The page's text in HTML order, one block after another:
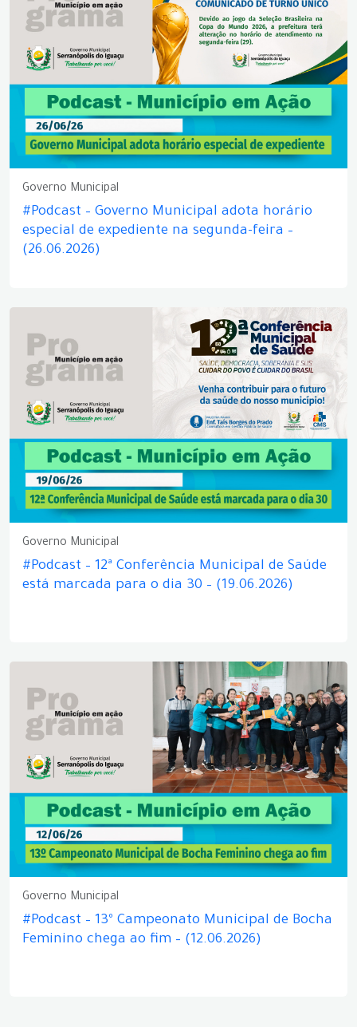
Governo Municipal
#Podcast – Governo Municipal adota horário
especial de expediente na segunda-feira –
(26.06.2026)
Governo Municipal
#Podcast – 12ª Conferência Municipal de Saúde
está marcada para o dia 30 – (19.06.2026)
Governo Municipal
#Podcast – 13º Campeonato Municipal de Bocha
Feminino chega ao fim – (12.06.2026)